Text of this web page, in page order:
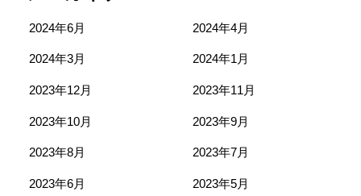
2024年6月 2024年4月
2024年3月 2024年1月
2023年12月 2023年11月
2023年10月 2023年9月
2023年8月 2023年7月
2023年6月 2023年5月